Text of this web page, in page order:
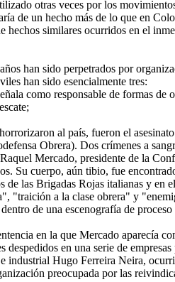
otras veces por los
de un hecho más de lo que en
hechos similares ocurridos en el
han sido perpetrados por
han sido esencialmente tres:
como responsable de formas de
al país, fueron el
Obrera). Dos crímenes a
Mercado, presidente de la
Su cuerpo, aún tibio, fue
de las Brigadas Rojas italianas y
"traición a la clase obrera" y
de una escenografía de
en la que Mercado aparecía
despedidos en una serie de
Hugo Ferreira Neira,
preocupada por las